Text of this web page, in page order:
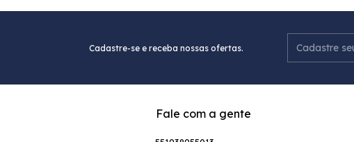
Cadastre-se e receba nossas ofertas.
Fale com a gente